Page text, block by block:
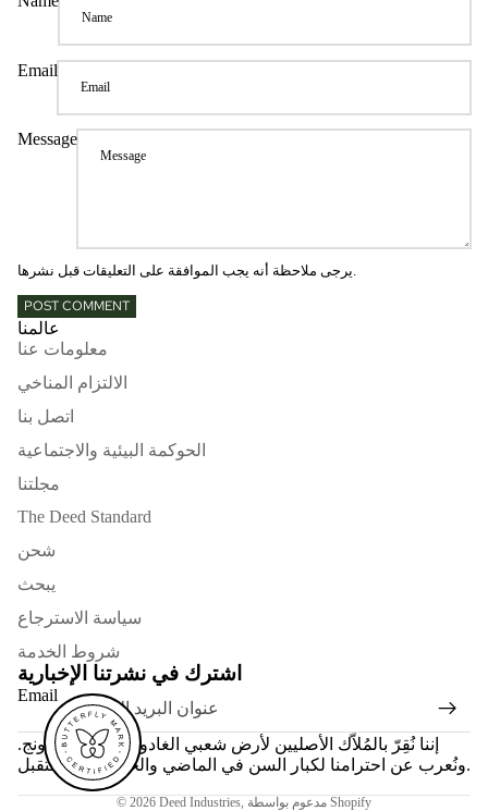
Email
Message
POST COMMENT
عالمنا
معلومات عنا
الالتزام المناخي
اتصل بنا
الحوكمة البيئية والاجتماعية
مجلتنا
The Deed Standard
شحن
يبحث
سياسة الاسترجاع
شروط الخدمة
اشترك في نشرتنا الإخبارية
Email
إننا نُقِرّ بالمُلاّك الأصليين لأرض شعبي الغادوبانود والواثاورونج.
ونُعرب عن احترامنا لكبار السن في الماضي والحاضر والمستقبل.
© 2026 Deed Industries, مدعوم بواسطة Shopify